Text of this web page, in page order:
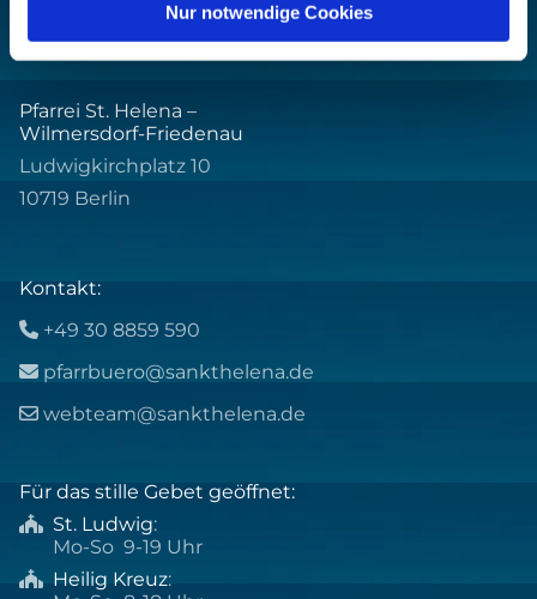
Nur notwendige Cookies
Pfarrei St. Helena –
Wilmersdorf-Friedenau
Ludwigkirchplatz 10
10719 Berlin
Kontakt:
 +49 30 8859 590
 pfarrbuero@sankthelena.de
 webteam@sankthelena.de
Für das stille Gebet geöffnet:
 St. Ludwig:
Mo-So 9-19 Uhr
 Heilig Kreuz: